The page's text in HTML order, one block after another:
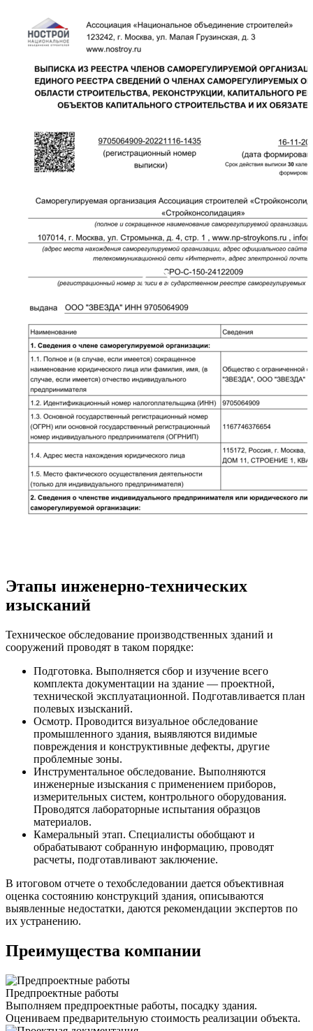
Этапы инженерно-технических
изысканий
Техническое обследование производственных зданий и
сооружений проводят в таком порядке:
Подготовка. Выполняется сбор и изучение всего
комплекта документации на здание — проектной,
технической эксплуатационной. Подготавливается план
полевых изысканий.
Осмотр. Проводится визуальное обследование
промышленного здания, выявляются видимые
повреждения и конструктивные дефекты, другие
проблемные зоны.
Инструментальное обследование. Выполняются
инженерные изыскания с применением приборов,
измерительных систем, контрольного оборудования.
Проводятся лабораторные испытания образцов
материалов.
Камеральный этап. Специалисты обобщают и
обрабатывают собранную информацию, проводят
расчеты, подготавливают заключение.
В итоговом отчете о техобследовании дается объективная
оценка состоянию конструкций здания, описываются
выявленные недостатки, даются рекомендации экспертов по
их устранению.
Преимущества компании
Предпроектные работы
Выполняем предпроектные работы, посадку здания.
Оцениваем предварительную стоимость реализации объекта.